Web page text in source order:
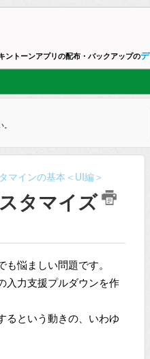
ントーンアプリの配布・バックアップの
マインの基本＜UI編＞
タマイズ
悩ましい問題です。
入力支援プルダウンを作
るという動きの、いわゆ